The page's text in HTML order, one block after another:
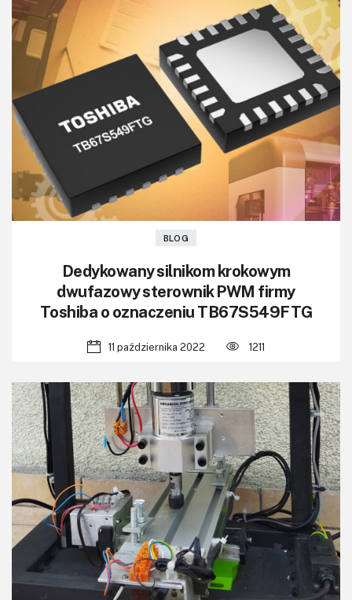
Czytelnia
Dla Ciebie
Kontakt
Newsletter
Magazyny
Do pobrania
BLOG
Dedykowany silnikom krokowym
dwufazowy sterownik PWM firmy
Toshiba o oznaczeniu TB67S549FTG
11 października 2022 1211